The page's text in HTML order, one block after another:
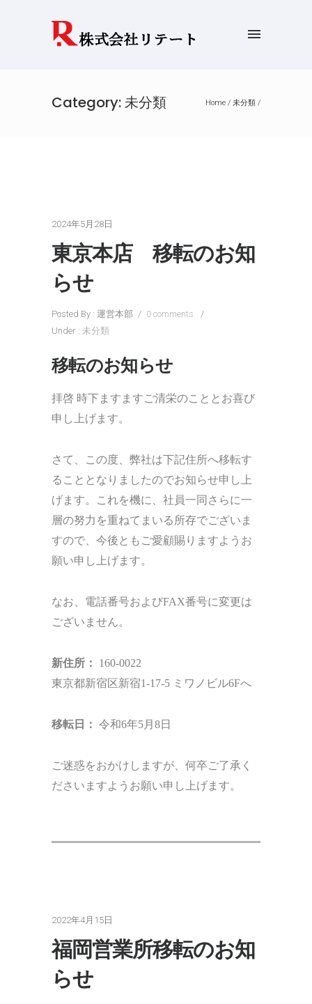
Category: 未分類 Home / 未分類 /
2024年5月28日
東京本店 移転のお知
らせ
Posted By : 運営本部 / 0 comments
/
Under : 未分類
移転のお知らせ
拝啓 時下ますますご清栄のこととお喜び
申し上げます。
さて、この度、弊社は下記住所へ移転す
ることとなりましたのでお知らせ申し上
げます。これを機に、社員一同さらに一
層の努力を重ねてまいる所存でございま
すので、今後ともご愛顧賜りますようお
願い申し上げます。
なお、電話番号およびFAX番号に変更は
ございません。
新住所：
160-0022
東京都新宿区新宿1-17-5 ミワノビル6Fへ
移転日： 令和6年5月8日
ご迷惑をおかけしますが、何卒ご了承く
ださいますようお願い申し上げます。
2022年4月15日
福岡営業所移転のお知
らせ